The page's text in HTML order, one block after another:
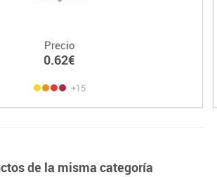
Precio
0.62€
+15
de la misma categoría